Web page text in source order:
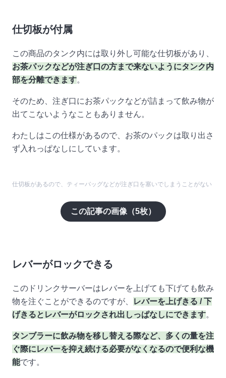
仕切板が付属
この商品のタンク内には取り外し可能な仕切板があり、
お茶パックなどが注ぎ口の方まで来ないようにタンク内
部を分離できます。
そのため、注ぎ口にお茶パックなどが詰まって飲み物が
出てこないようなこともありません。
わたしはこの仕様があるので、お茶のパックは取り出さ
ず入れっぱなしにしています。
仕切板があるので、ティーバッグなどが注ぎ口を塞いでしまうことがない
この記事の画像（5枚）
レバーがロックできる
このドリンクサーバーはレバーを上げても下げても飲み
物を注ぐことができるのですが、
レバーを上げきる / 下
げきるとレバーがロックされ出しっぱなしにできます。
タンブラーに飲み物を移し替える際など、多くの量を注
ぐ際にレバーを抑え続ける必要がなくなるので便利な機
能です。